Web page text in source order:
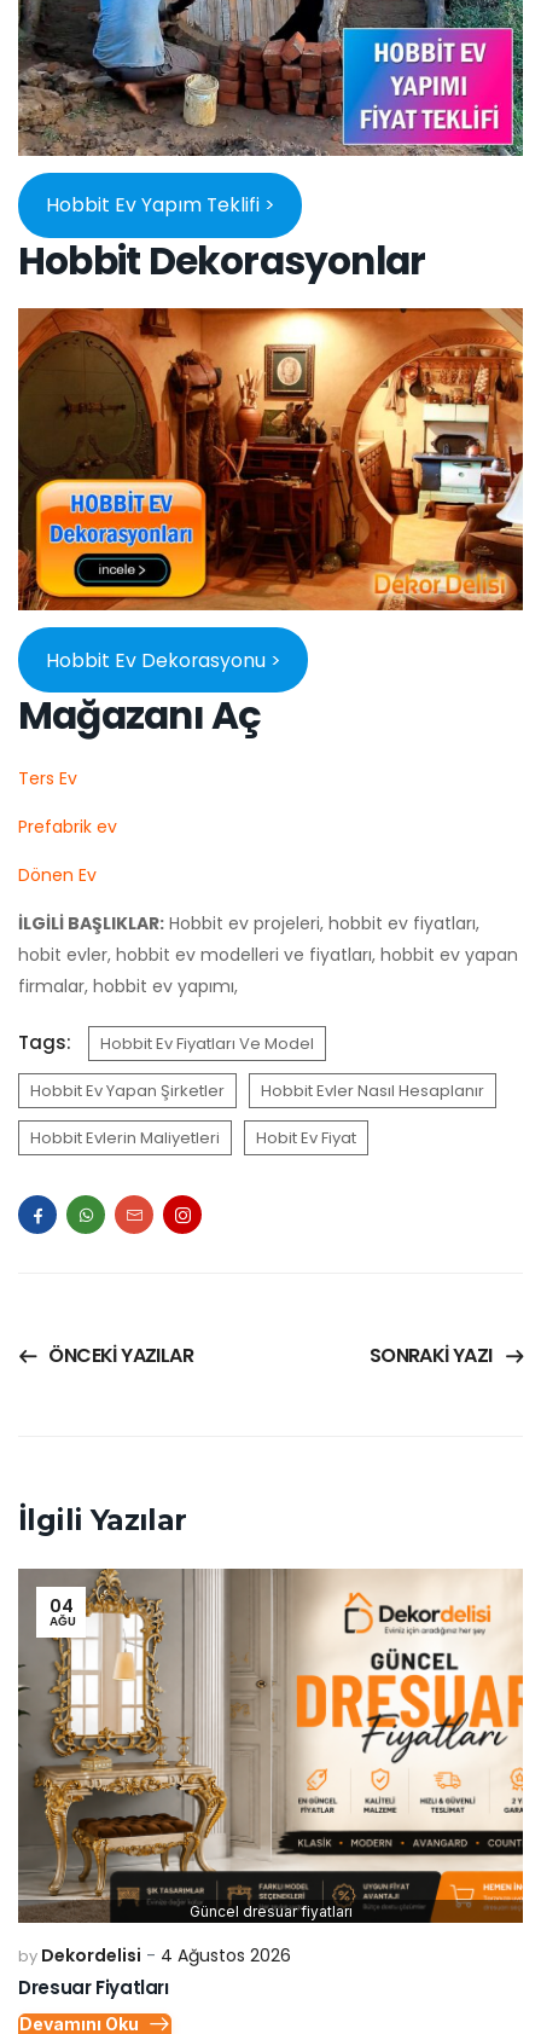
Hobbit Ev Yapım Teklifi >
Hobbit Dekorasyonlar
Hobbit Ev Dekorasyonu >
Mağazanı Aç
Ters Ev
Prefabrik ev
Dönen Ev
İLGİLİ BAŞLIKLAR: Hobbit ev projeleri, hobbit ev fiyatları,
hobit evler, hobbit ev modelleri ve fiyatları, hobbit ev yapan
firmalar, hobbit ev yapımı,
Tags: Hobbit Ev Fiyatları Ve Model
Hobbit Ev Yapan Şirketler Hobbit Evler Nasıl Hesaplanır
Hobbit Evlerin Maliyetleri Hobit Ev Fiyat
ÖNCEKI YAZILAR SONRAKI YAZI
İlgili Yazılar
04
AĞU
Güncel dresuar fiyatları
by Dekordelisi 4 Ağustos 2026
Dresuar Fiyatları
Devamını Oku